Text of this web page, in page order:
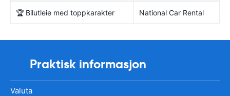
🏆 Bilutleie med toppkarakter National Car Rental
Praktisk informasjon
Valuta